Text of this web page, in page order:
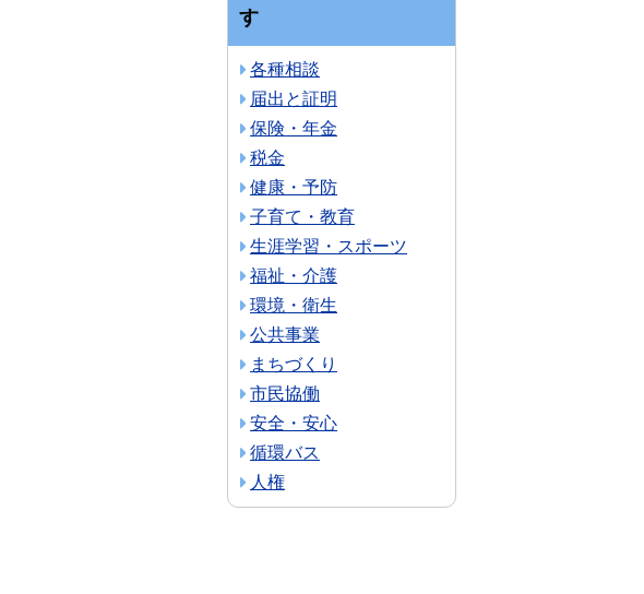
す
各種相談
届出と証明
保険・年金
税金
健康・予防
子育て・教育
生涯学習・スポーツ
福祉・介護
環境・衛生
公共事業
まちづくり
市民協働
安全・安心
循環バス
人権